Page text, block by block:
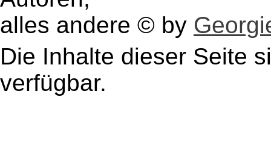
alles andere © by
Die Inhalte dieser Seite
verfügbar.